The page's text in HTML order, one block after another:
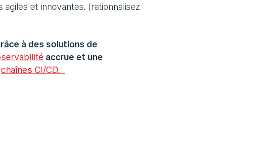
et innovantes. (rationnalisez
à des solutions de
accrue et une
chaînes CI/CD.